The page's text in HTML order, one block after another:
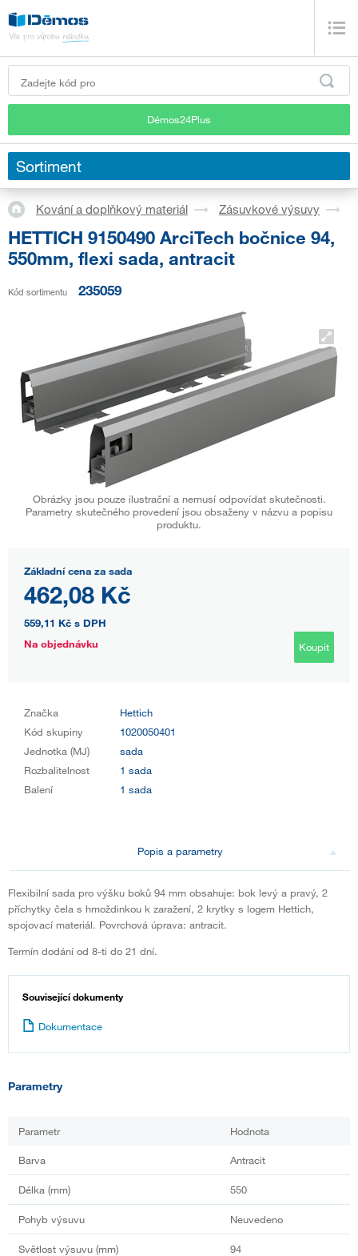
Démos24Plus
Sortiment
Kování a doplňkový materiál Zásuvkové výsuvy
HETTICH 9150490 ArciTech bočnice 94,
550mm, flexi sada, antracit
Kód sortimentu 235059
Obrázky jsou pouze ilustrační a nemusí odpovídat skutečnosti.
Parametry skutečného provedení jsou obsaženy v názvu a popisu
produktu.
Základní cena za sada
462,08 Kč
559,11 Kč s DPH
Na objednávku
Koupit
Značka
Hettich
Kód skupiny
1020050401
Jednotka (MJ)
sada
Rozbalitelnost
1 sada
Balení
1 sada
Popis a parametry
Flexibilní sada pro výšku boků 94 mm obsahuje: bok levý a pravý, 2
příchytky čela s hmoždinkou k zaražení, 2 krytky s logem Hettich,
spojovací materiál. Povrchová úprava: antracit.
Termín dodání od 8-ti do 21 dní.
Související dokumenty
Dokumentace
Parametry
Parametr Hodnota
Barva Antracit
Délka (mm) 550
Pohyb výsuvu Neuvedeno
Světlost výsuvu (mm) 94